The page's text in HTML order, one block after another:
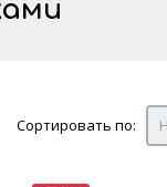
Сортировать по: